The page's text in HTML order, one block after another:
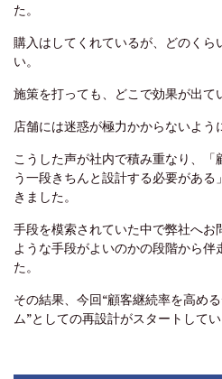
た。
購入はしてくれているが、どのくら
い。
施策を打っても、どこで効果が出て
店舗には迷惑が極力かからないよう
こうした声が社内で積み重なり、「
う一段きちんと設計する必要があ
きました。
手段を模索されていた中で弊社へお
ような手段がよいのかの段階から伴
た。
その結果、今回“顧客継続率を高め
ム”としての再設計がスタートしてい